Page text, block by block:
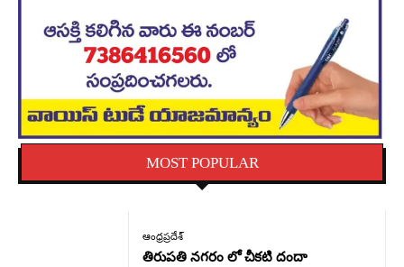
MOST POPULAR
ఆంధ్రప్రదేశ్
తిరుపతి నగరం లో చీకటి దందా